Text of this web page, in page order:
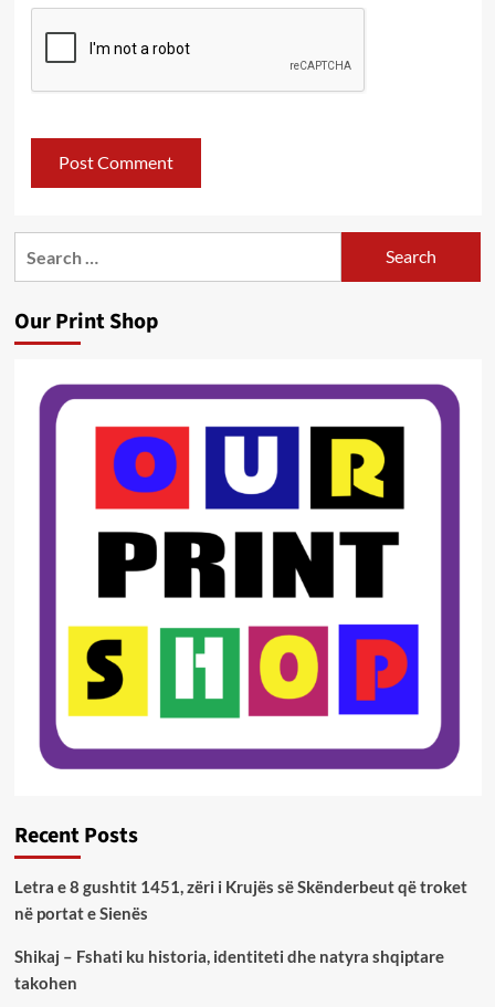
Our Print Shop
Recent Posts
Letra e 8 gushtit 1451, zëri i Krujës së Skënderbeut që troket
në portat e Sienës
Shikaj – Fshati ku historia, identiteti dhe natyra shqiptare
takohen